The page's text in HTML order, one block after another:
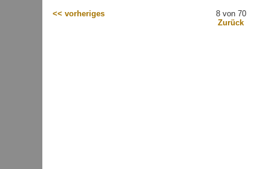
<< vorheriges
8 von 70
Zurück